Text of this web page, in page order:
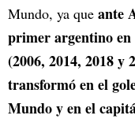
Mundo, ya que ante
primer argentino en
(2006, 2014, 2018 y
transformó en el
Mundo y en el